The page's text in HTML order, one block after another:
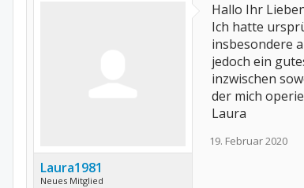
Laura1981
Neues Mitglied
Hallo Ihr
Ich hatte
insbesondere
jedoch ein
inzwischen
der mich
Laura
19. Februar 2020